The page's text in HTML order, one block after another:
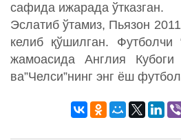
сафида ижарада ўтказган.
Эслатиб ўтамиз, Пьязон
келиб қўшилган. Футболчи
жамоасида Англия Кубоги
ва”Челси”нинг энг ёш